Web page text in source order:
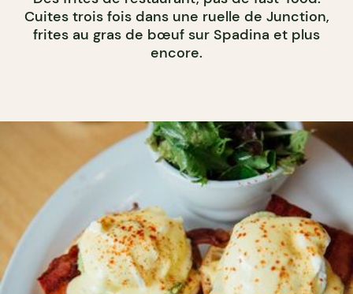
Cuites trois fois dans une ruelle de Junction,
frites au gras de bœuf sur Spadina et plus
encore.